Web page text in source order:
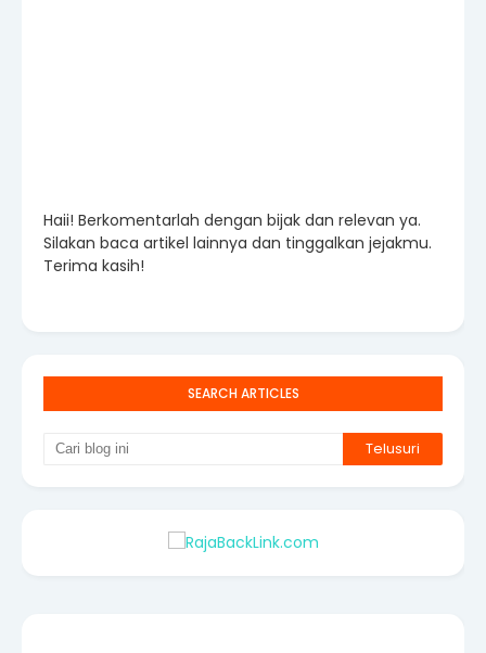
Haii! Berkomentarlah dengan bijak dan relevan ya.
Silakan baca artikel lainnya dan tinggalkan jejakmu.
Terima kasih!
SEARCH ARTICLES